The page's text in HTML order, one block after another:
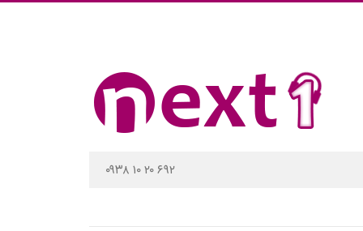
۰۹۳۸ ۱۰ ۲۰ ۶۹۲